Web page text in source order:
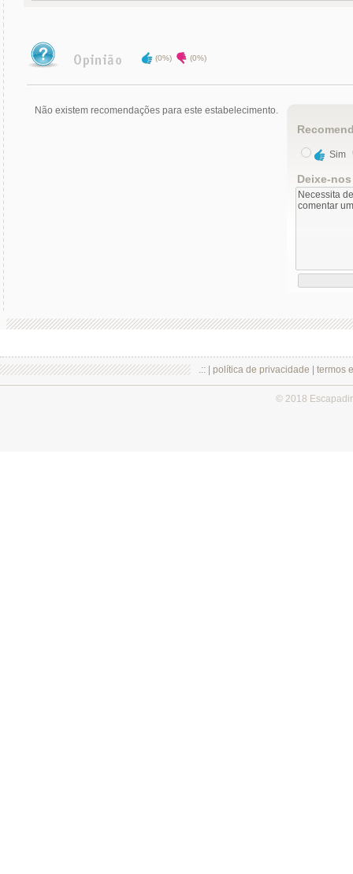
(0%) (0%)
Não existem recomendações para este estabelecimento.
Sim
Deixe-
.:: | política de privacidade termos
© 2018